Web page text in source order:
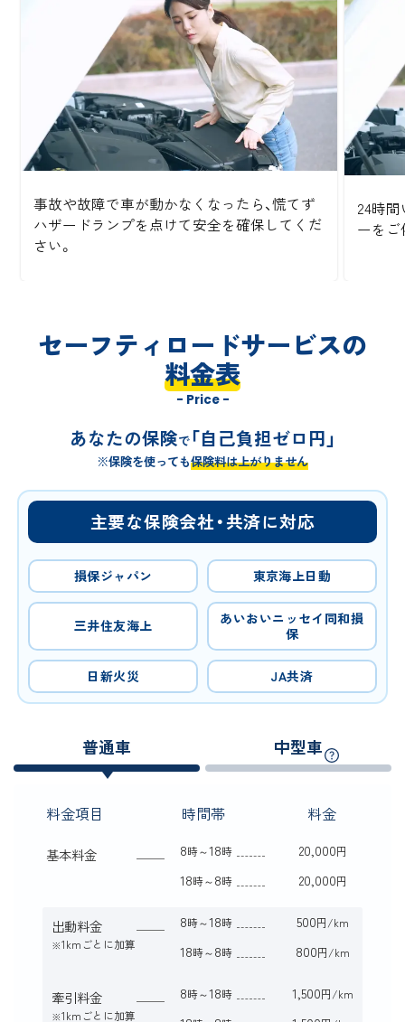
事故や故障で車が動かなくなったら、慌てず
ハザードランプを点けて安全を確保してくだ
さい。
24時間
ーをご
セーフティロードサービスの
料金表
- Price -
あなたの保険で「自己負担ゼロ円」
※保険を使っても保険料は上がりません
主要な保険会社・共済に対応
損保ジャパン 東京海上日動
三井住友海上
あいおいニッセイ同和損
保
日新火災 JA共済
普通車 中型車
料金項目 時間帯 料金
基本料金 8時～18時 20,000円
18時～8時 20,000円
出動料金
※1kmごとに加算
8時～18時 500円/km
18時～8時 800円/km
牽引料金
※1kmごとに加算
8時～18時 1,500円/km